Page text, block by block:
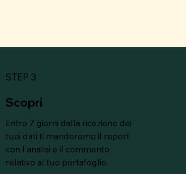
Entro 7 giorni dalla ricezione dei
tuoi dati ti manderemo il report
con l'analisi e il commento
relativo al tuo portafoglio.
Scopri
STEP 3